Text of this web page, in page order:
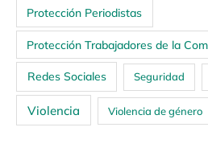
Protección Periodistas
Protección Trabajadores de la
Redes Sociales Seguridad
Violencia Violencia de género